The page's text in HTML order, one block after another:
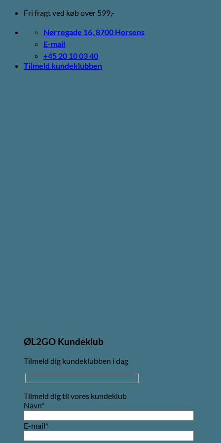
Fortsæt
indhold
Fri fragt ved køb over 599,-
Nørregade 16, 8700 Horsens
E-mail
+45 20 10 03 40
Tilmeld kundeklubben
ØL2GO Kundeklub
Tilmeld dig kundeklubben i dag
Tilmeld dig til vores kundeklub
Navn*
E-mail*